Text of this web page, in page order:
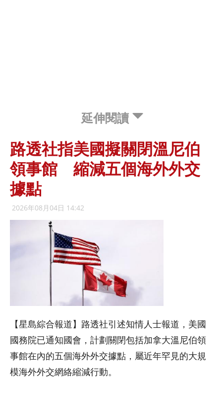
延伸閱讀
路透社指美國擬關閉溫尼伯
領事館 縮減五個海外外交
據點
2026年08月04日 14:42
【星島綜合報道】路透社引述知情人士報道，美國
國務院已通知國會，計劃關閉包括加拿大溫尼伯領
事館在內的五個海外外交據點，屬近年罕見的大規
模海外外交網絡縮減行動。